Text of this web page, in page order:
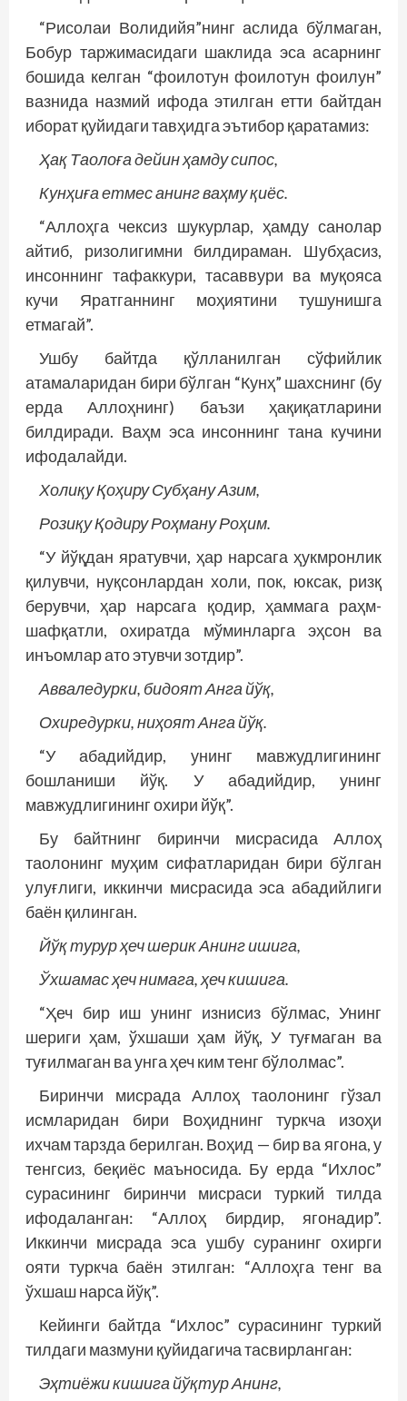
“Рисолаи Волидийя”нинг аслида бўлмаган,
Бобур таржимасидаги шаклида эса асарнинг
бошида келган “фоилотун фоилотун фоилун”
вазнида назмий ифода этилган етти байтдан
иборат қуйидаги тавҳидга эътибор қаратамиз:
Ҳақ Таолоға дейин ҳамду сипос,
Кунҳиға етмес анинг ваҳму қиёс.
“Аллоҳга чексиз шукурлар, ҳамду санолар
айтиб, ризолигимни билдираман. Шубҳасиз,
инсоннинг тафаккури, тасаввури ва муқояса
кучи Яратганнинг моҳиятини тушунишга
етмагай”.
Ушбу байтда қўлланилган сўфийлик
атамаларидан бири бўлган “Кунҳ” шахснинг (бу
ерда Аллоҳнинг) баъзи ҳақиқатларини
билдиради. Ваҳм эса инсоннинг тана кучини
ифодалайди.
Холиқу Қоҳиру Субҳану Азим,
Розиқу Қодиру Роҳману Роҳим.
“У йўқдан яратувчи, ҳар нарсага ҳукмронлик
қилувчи, нуқсонлардан холи, пок, юксак, ризқ
берувчи, ҳар нарсага қодир, ҳаммага раҳм-
шафқатли, охиратда мўминларга эҳсон ва
инъомлар ато этувчи зотдир”.
Авваледурки, бидоят Анга йўқ,
Охиредурки, ниҳоят Анга йўқ.
“У абадийдир, унинг мавжудлигининг
бошланиши йўқ. У абадийдир, унинг
мавжудлигининг охири йўқ”.
Бу байтнинг биринчи мисрасида Аллоҳ
таолонинг муҳим сифатларидан бири бўлган
улуғлиги, иккинчи мисрасида эса абадийлиги
баён қилинган.
Йўқ турур ҳеч шерик Анинг ишига,
Ўхшамас ҳеч нимага, ҳеч кишига.
“Ҳеч бир иш унинг изнисиз бўлмас, Унинг
шериги ҳам, ўхшаши ҳам йўқ, У туғмаган ва
туғилмаган ва унга ҳеч ким тенг бўлолмас”.
Биринчи мисрада Аллоҳ таолонинг гўзал
исмларидан бири Воҳиднинг туркча изоҳи
ихчам тарзда берилган. Воҳид — бир ва ягона, у
тенгсиз, беқиёс маъносида. Бу ерда “Ихлос”
сурасининг биринчи мисраси туркий тилда
ифодаланган: “Аллоҳ бирдир, ягонадир”.
Иккинчи мисрада эса ушбу суранинг охирги
ояти туркча баён этилган: “Аллоҳга тенг ва
ўхшаш нарса йўқ”.
Кейинги байтда “Ихлос” сурасининг туркий
тилдаги мазмуни қуйидагича тасвирланган:
Эҳтиёжи кишига йўқтур Анинг,